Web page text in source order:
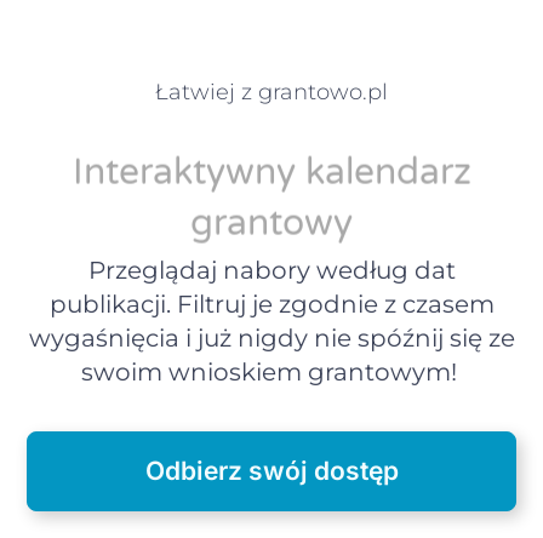
Łatwiej z grantowo.pl
Interaktywny kalendarz
grantowy
Przeglądaj nabory według dat
publikacji. Filtruj je zgodnie z czasem
wygaśnięcia i już nigdy nie spóźnij się ze
swoim wnioskiem grantowym!
Odbierz swój dostęp